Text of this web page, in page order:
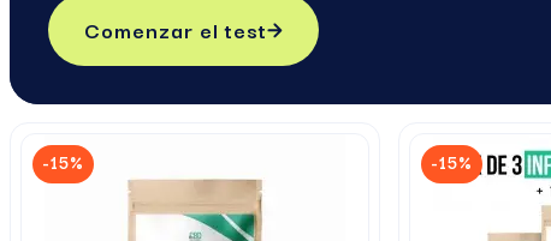
Comenzar el test
-15% -15%